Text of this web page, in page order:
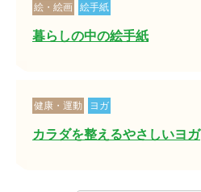
絵・絵画 絵手紙
暮らしの中の絵手紙
健康・運動 ヨガ
カラダを整えるやさしいヨガ